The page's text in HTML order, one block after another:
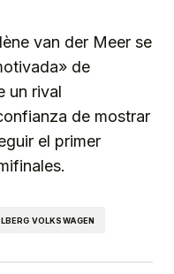
van der Meer se
de
un rival
de mostrar
el primer
VOLKSWAGEN